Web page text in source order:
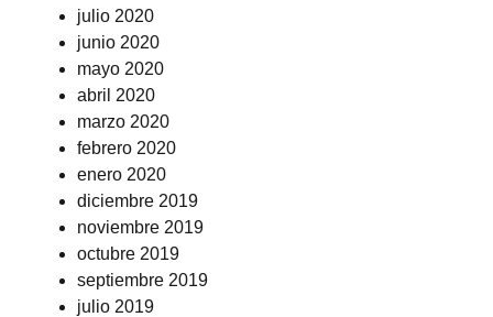
julio 2020
junio 2020
mayo 2020
abril 2020
marzo 2020
febrero 2020
enero 2020
diciembre 2019
noviembre 2019
octubre 2019
septiembre 2019
julio 2019